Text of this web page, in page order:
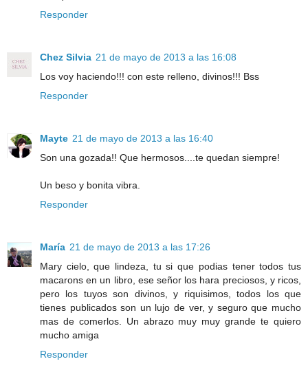
Responder
Chez Silvia 21 de mayo de 2013 a las 16:08
Los voy haciendo!!! con este relleno, divinos!!! Bss
Responder
Mayte 21 de mayo de 2013 a las 16:40
Son una gozada!! Que hermosos....te quedan siempre!
Un beso y bonita vibra.
Responder
María 21 de mayo de 2013 a las 17:26
Mary cielo, que lindeza, tu si que podias tener todos tus
macarons en un libro, ese señor los hara preciosos, y ricos,
pero los tuyos son divinos, y riquisimos, todos los que
tienes publicados son un lujo de ver, y seguro que mucho
mas de comerlos. Un abrazo muy muy grande te quiero
mucho amiga
Responder